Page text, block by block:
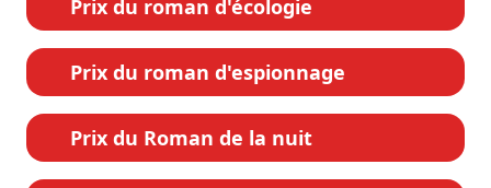
Prix du roman d'écologie
Prix du roman d'espionnage
Prix du Roman de la nuit